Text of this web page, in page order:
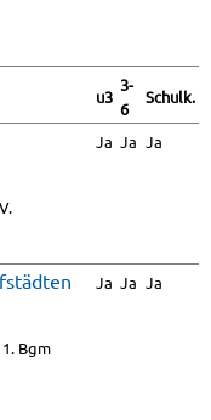
u3
3-
6
Schulk.
Ja Ja Ja
Bgm
Ja Ja Ja